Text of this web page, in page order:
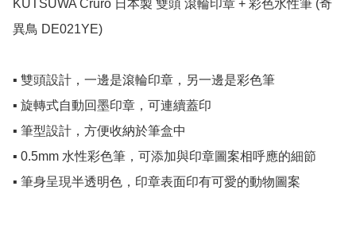
KUTSUWA Cruro 日本製 雙頭 滾輪印章 + 彩色水性筆 (奇
異鳥 DE021YE)
▪️ 雙頭設計，一邊是滾輪印章，另一邊是彩色筆
▪️ 旋轉式自動回墨印章，可連續蓋印
▪️ 筆型設計，方便收納於筆盒中
▪️ 0.5mm 水性彩色筆，可添加與印章圖案相呼應的細節
▪️ 筆身呈現半透明色，印章表面印有可愛的動物圖案